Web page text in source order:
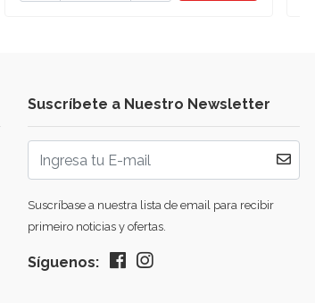
Suscríbete a Nuestro Newsletter
Suscríbase a nuestra lista de email para recibir
primeiro noticias y ofertas.
Síguenos: